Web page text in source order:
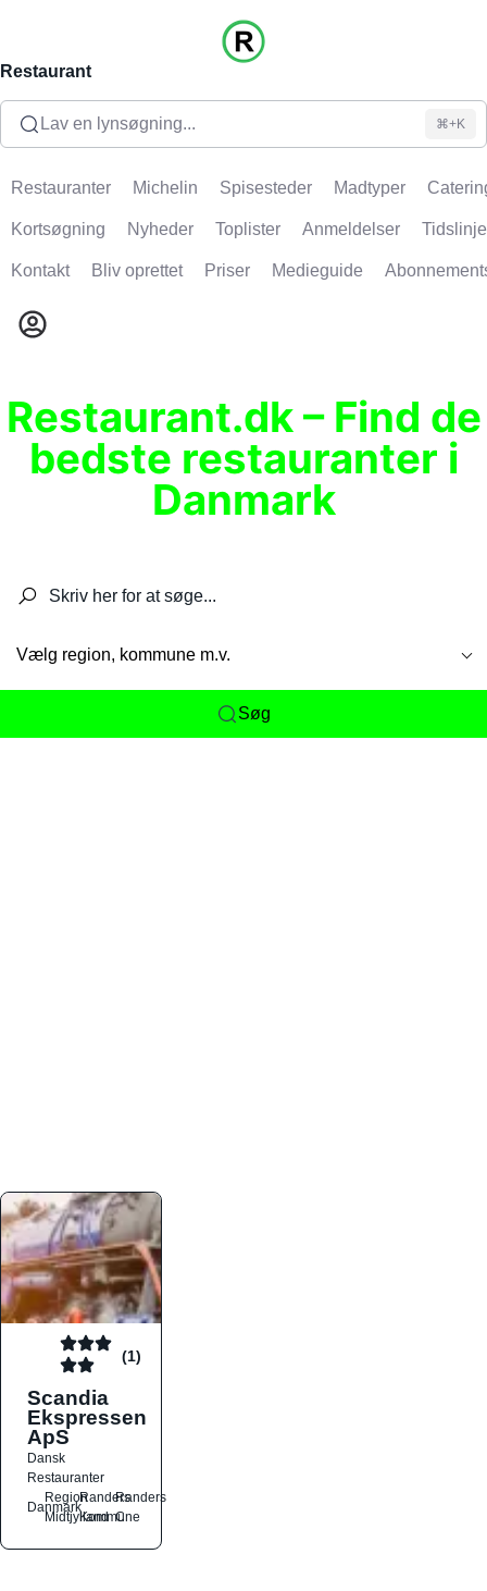
Restaurant
Lav en lynsøgning... ⌘+K
Restauranter Michelin Spisesteder Madtyper
Kortsøgning Nyheder Toplister Anmeldelser Tidslinje
Kontakt Bliv oprettet Priser Medieguide
Restaurant.dk – Find de
bedste restauranter i
Danmark
Vælg region, kommune m.v.
Søg
(1)
Scandia
Ekspressen
ApS
Dansk
Restauranter
Danmark
Region
Midtjylland
Randers
Kommune
Randers
C